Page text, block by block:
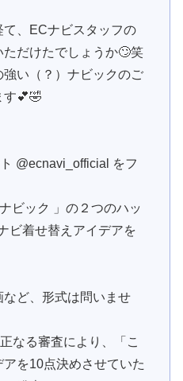
、ECナビスタッフの
だけたでしょうか🙄笑
い（？）ナビックのご
す💕🤣
@ecnavi_official をフ
ビック 」の２つのハッ
ビ着せ替えアイデアを
ど、形式は問いませ
なる審査により、「こ
を10点決めさせていた